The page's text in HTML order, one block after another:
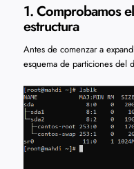
1. Comprobamos
estructura
Antes de comenzar a
esquema de particiones del